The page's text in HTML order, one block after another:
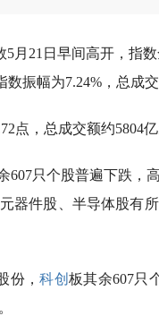
5月21日早间高开，指
振幅为7.24%，总成交
点，总成交额约5804亿
607只个股普遍下跌，
器件股、半导体股有
份，科创 板其余607只